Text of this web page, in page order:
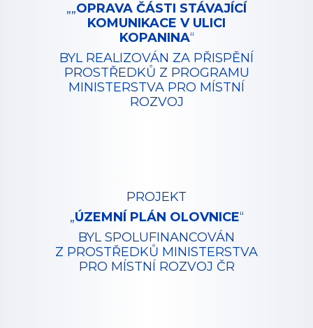
„„OPRAVA ČÁSTI STÁVAJÍCÍ
KOMUNIKACE V ULICI
KOPANINA“
BYL REALIZOVÁN ZA PŘISPĚNÍ
PROSTŘEDKŮ Z PROGRAMU
MINISTERSTVA PRO MÍSTNÍ
ROZVOJ
PROJEKT
„ÚZEMNÍ PLÁN OLOVNICE“
BYL SPOLUFINANCOVÁN
Z PROSTŘEDKŮ MINISTERSTVA
PRO MÍSTNÍ ROZVOJ ČR